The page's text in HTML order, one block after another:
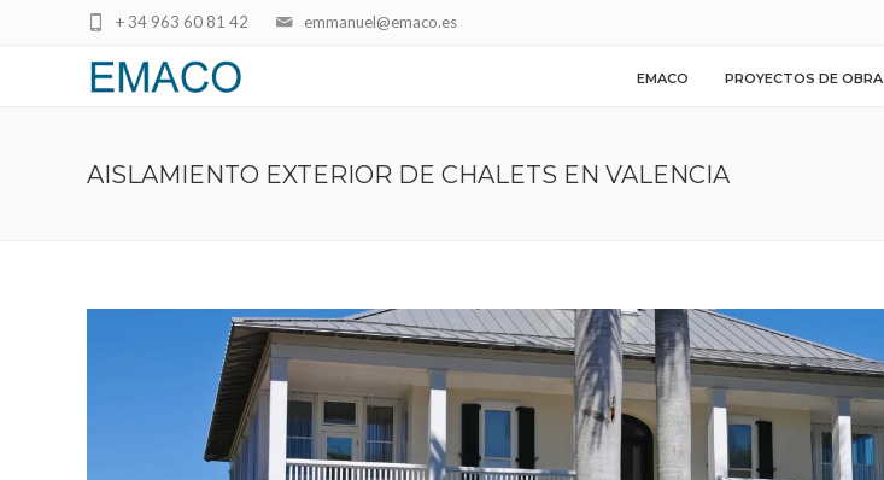
emmanuel@emaco.es
+ 34 963 60 81 42
EMACO PROYECTOS DE OBRA
AISLAMIENTO EXTERIOR DE CHALETS EN VALENCIA